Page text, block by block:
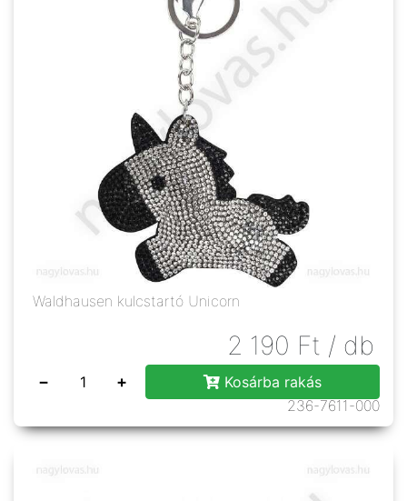
Waldhausen kulcstartó Unicorn
2 190 Ft / db
− +
Kosárba rakás
236-7611-000